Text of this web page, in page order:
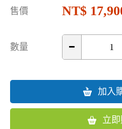
售價
數量
加入
立